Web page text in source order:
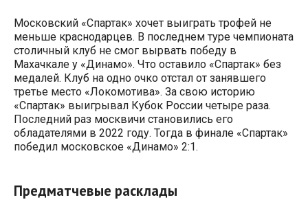
Московский «Спартак» хочет выиграть трофей не
меньше краснодарцев. В последнем туре чемпионата
столичный клуб не смог вырвать победу в
Махачкале у «Динамо». Что оставило «Спартак» без
медалей. Клуб на одно очко отстал от занявшего
третье место «Локомотива». За свою историю
«Спартак» выигрывал Кубок России четыре раза.
Последний раз москвичи становились его
обладателями в 2022 году. Тогда в финале «Спартак»
победил московское «Динамо» 2:1.
Предматчевые расклады